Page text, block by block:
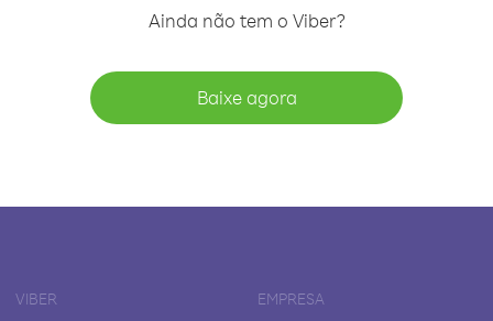
Ainda não tem o Viber?
Baixe agora
VIBER EMPRESA